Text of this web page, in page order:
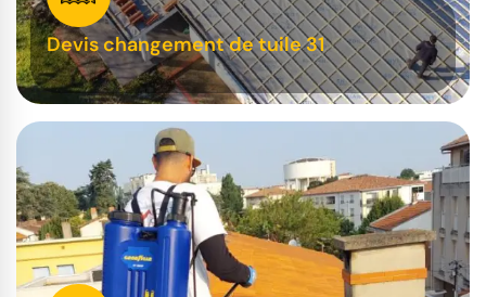
Devis changement de tuile 31